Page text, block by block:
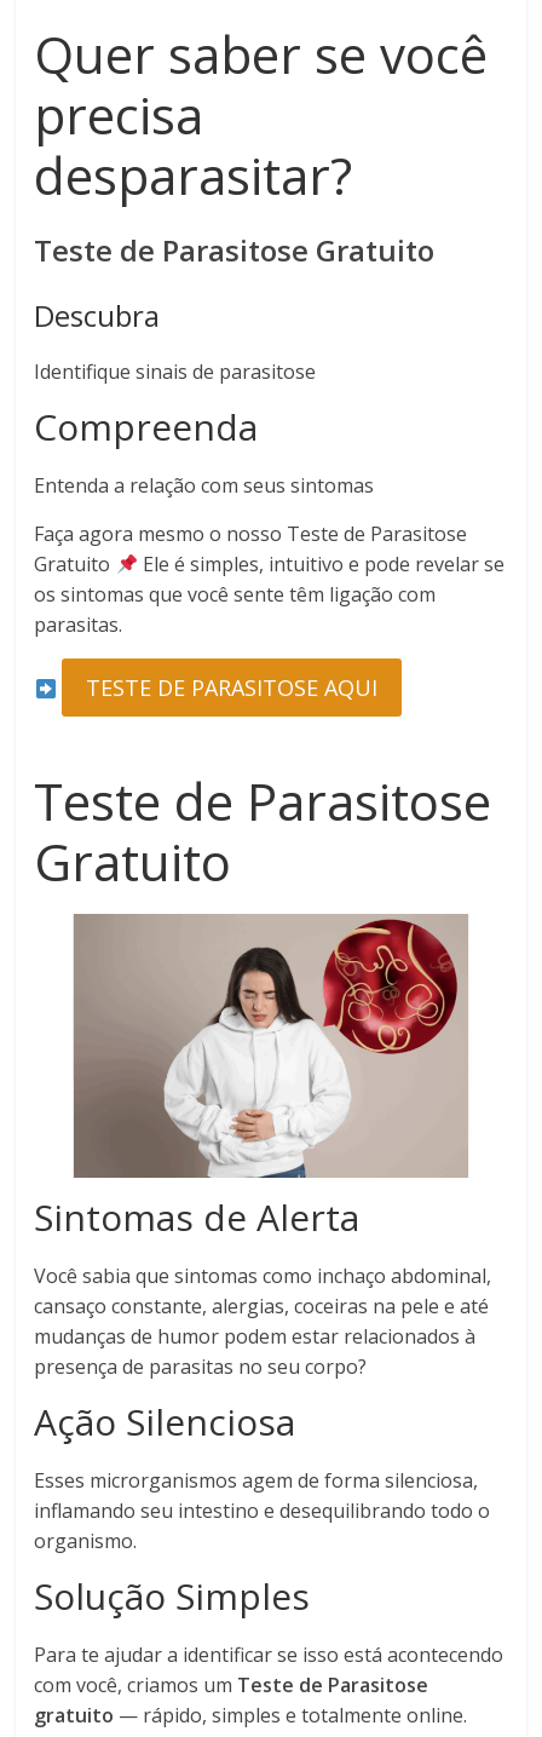
Quer saber se você
precisa
desparasitar?
Teste de Parasitose Gratuito
Descubra
Identifique sinais de parasitose
Compreenda
Entenda a relação com seus sintomas
Faça agora mesmo o nosso Teste de Parasitose
Gratuito
Ele é simples, intuitivo e pode revelar se
os sintomas que você sente têm ligação com
parasitas.
TESTE DE PARASITOSE AQUI
Teste de Parasitose
Gratuito
Sintomas de Alerta
Você sabia que sintomas como inchaço abdominal,
cansaço constante, alergias, coceiras na pele e até
mudanças de humor podem estar relacionados à
presença de parasitas no seu corpo?
Ação Silenciosa
Esses microrganismos agem de forma silenciosa,
inflamando seu intestino e desequilibrando todo o
organismo.
Solução Simples
Para te ajudar a identificar se isso está acontecendo
com você, criamos um Teste de Parasitose
gratuito — rápido, simples e totalmente online.